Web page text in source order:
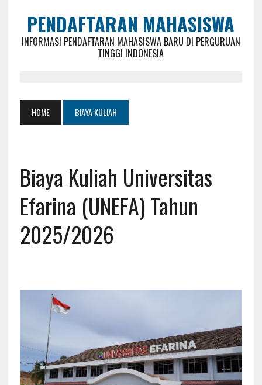
PENDAFTARAN MAHASISWA
INFORMASI PENDAFTARAN MAHASISWA BARU DI PERGURUAN
TINGGI INDONESIA
HOME BIAYA KULIAH
Biaya Kuliah Universitas
Efarina (UNEFA) Tahun
2025/2026